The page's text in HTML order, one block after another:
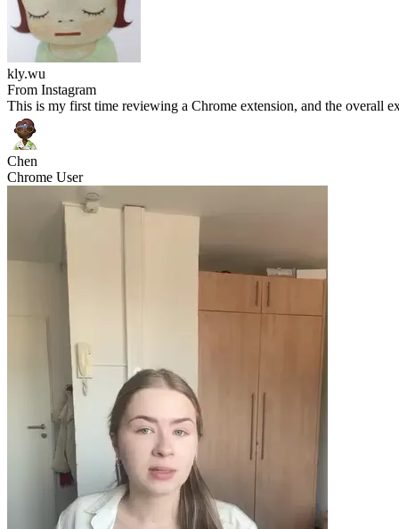
kly.wu
From Instagram
This is my first time reviewing a Chrome extension, and the overall
Chen
Chrome User